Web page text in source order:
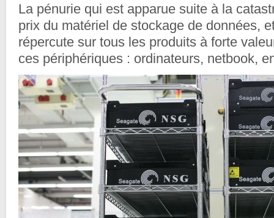
La pénurie qui est apparue suite à la
prix du matériel de stockage de données,
répercute sur tous les produits à forte
ces périphériques : ordinateurs, netbook,